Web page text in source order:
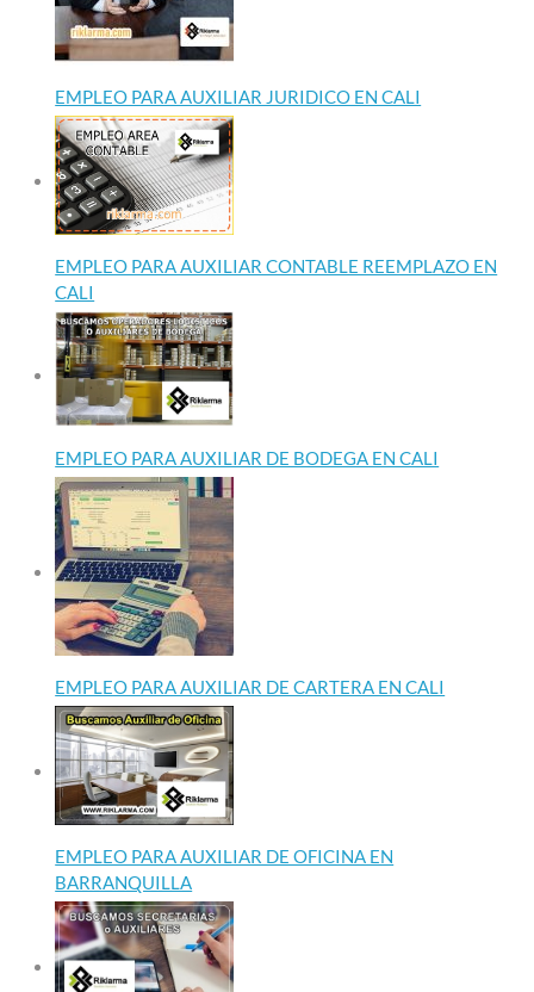
EMPLEO PARA AUXILIAR JURIDICO EN CALI
EMPLEO PARA AUXILIAR CONTABLE REEMPLAZO EN
CALI
EMPLEO PARA AUXILIAR DE BODEGA EN CALI
EMPLEO PARA AUXILIAR DE CARTERA EN CALI
EMPLEO PARA AUXILIAR DE OFICINA EN
BARRANQUILLA